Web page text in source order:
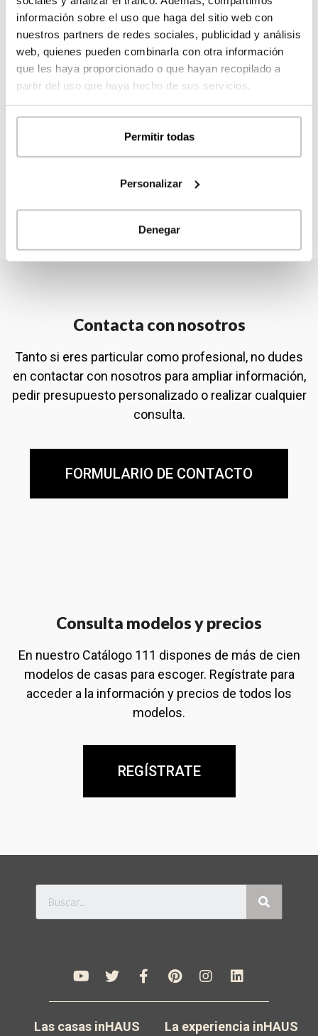
información sobre el uso que haga del sitio web con
nuestros partners de redes sociales, publicidad y análisis
web, quienes pueden combinarla con otra información
que les haya proporcionado o que hayan recopilado a
partir del uso que haya hecho de sus servicios.
Permitir todas
Personalizar
Denegar
mobiliario nacional y contó con la colaboración de la
empresa españolaPUNT Mobles
para amueblar su
stand de este año.
INHAUS, la marca de las casas.
#casamodular #altasprestaciones #casasinhaus
COMPARTE
Contacta con nosotros
Tanto si eres particular como profesional, no dudes
en contactar con nosotros para ampliar información,
pedir presupuesto personalizado o realizar cualquier
consulta.
FORMULARIO DE CONTACTO
Consulta modelos y precios
En nuestro Catálogo 111 dispones de más de cien
modelos de casas para escoger. Regístrate para
acceder a la información y precios de todos los
modelos.
REGÍSTRATE
Las casas inHAUS La experiencia inHAUS